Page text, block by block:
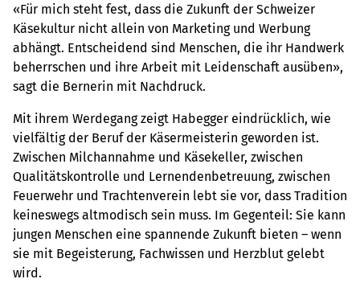
«Für mich steht fest, dass die Zukunft der Schweizer
Käsekultur nicht allein von Marketing und Werbung
abhängt. Entscheidend sind Menschen, die ihr Handwerk
beherrschen und ihre Arbeit mit Leidenschaft ausüben»,
sagt die Bernerin mit Nachdruck.
Mit ihrem Werdegang zeigt Habegger eindrücklich, wie
vielfältig der Beruf der Käsermeisterin geworden ist.
Zwischen Milchannahme und Käsekeller, zwischen
Qualitätskontrolle und Lernendenbetreuung, zwischen
Feuerwehr und Trachtenverein lebt sie vor, dass Tradition
keineswegs altmodisch sein muss. Im Gegenteil: Sie kann
jungen Menschen eine spannende Zukunft bieten – wenn
sie mit Begeisterung, Fachwissen und Herzblut gelebt
wird.